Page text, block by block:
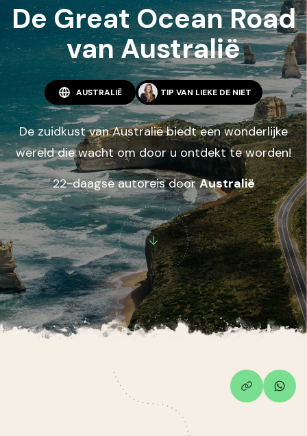
De Great Ocean Road
van Australië
AUSTRALIË TIP VAN LIEKE DE NIET
De zuidkust van Australië biedt een wonderlijke
wereld die wacht om door u ontdekt te worden!
22-daagse autoreis doorAustralië